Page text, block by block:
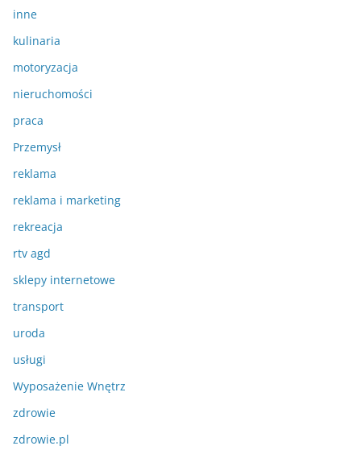
inne
kulinaria
motoryzacja
nieruchomości
praca
Przemysł
reklama
reklama i marketing
rekreacja
rtv agd
sklepy internetowe
transport
uroda
usługi
Wyposażenie Wnętrz
zdrowie
zdrowie.pl